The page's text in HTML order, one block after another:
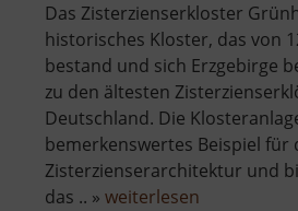
Das Zisterzienserkloster
historisches Kloster, das von
bestand und sich Erzgebirge
zu den ältesten
Deutschland. Die
bemerkenswertes Beispiel für
Zisterzienserarchitektur und
das .. » weiterlesen